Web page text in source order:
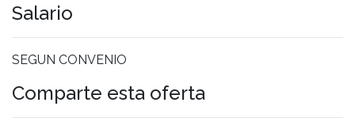
Salario
SEGUN CONVENIO
Comparte esta oferta